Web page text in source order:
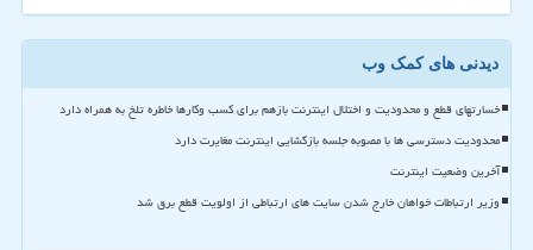
دیدنی های کمک وب
خسارتهای قطع و محدودیت و اختلال اینترنت بازهم برای کسب وکارها خاطره تلخ به همراه دارد
محدودیت دسترسی ها با مصوبه جلسه بازگشایی اینترنت مغایرت دارد
آخرین وضعیت اینترنت
وزیر ارتباطات خواهان خارج شدن سایت های ارتباطی از اولویت قطع برق شد